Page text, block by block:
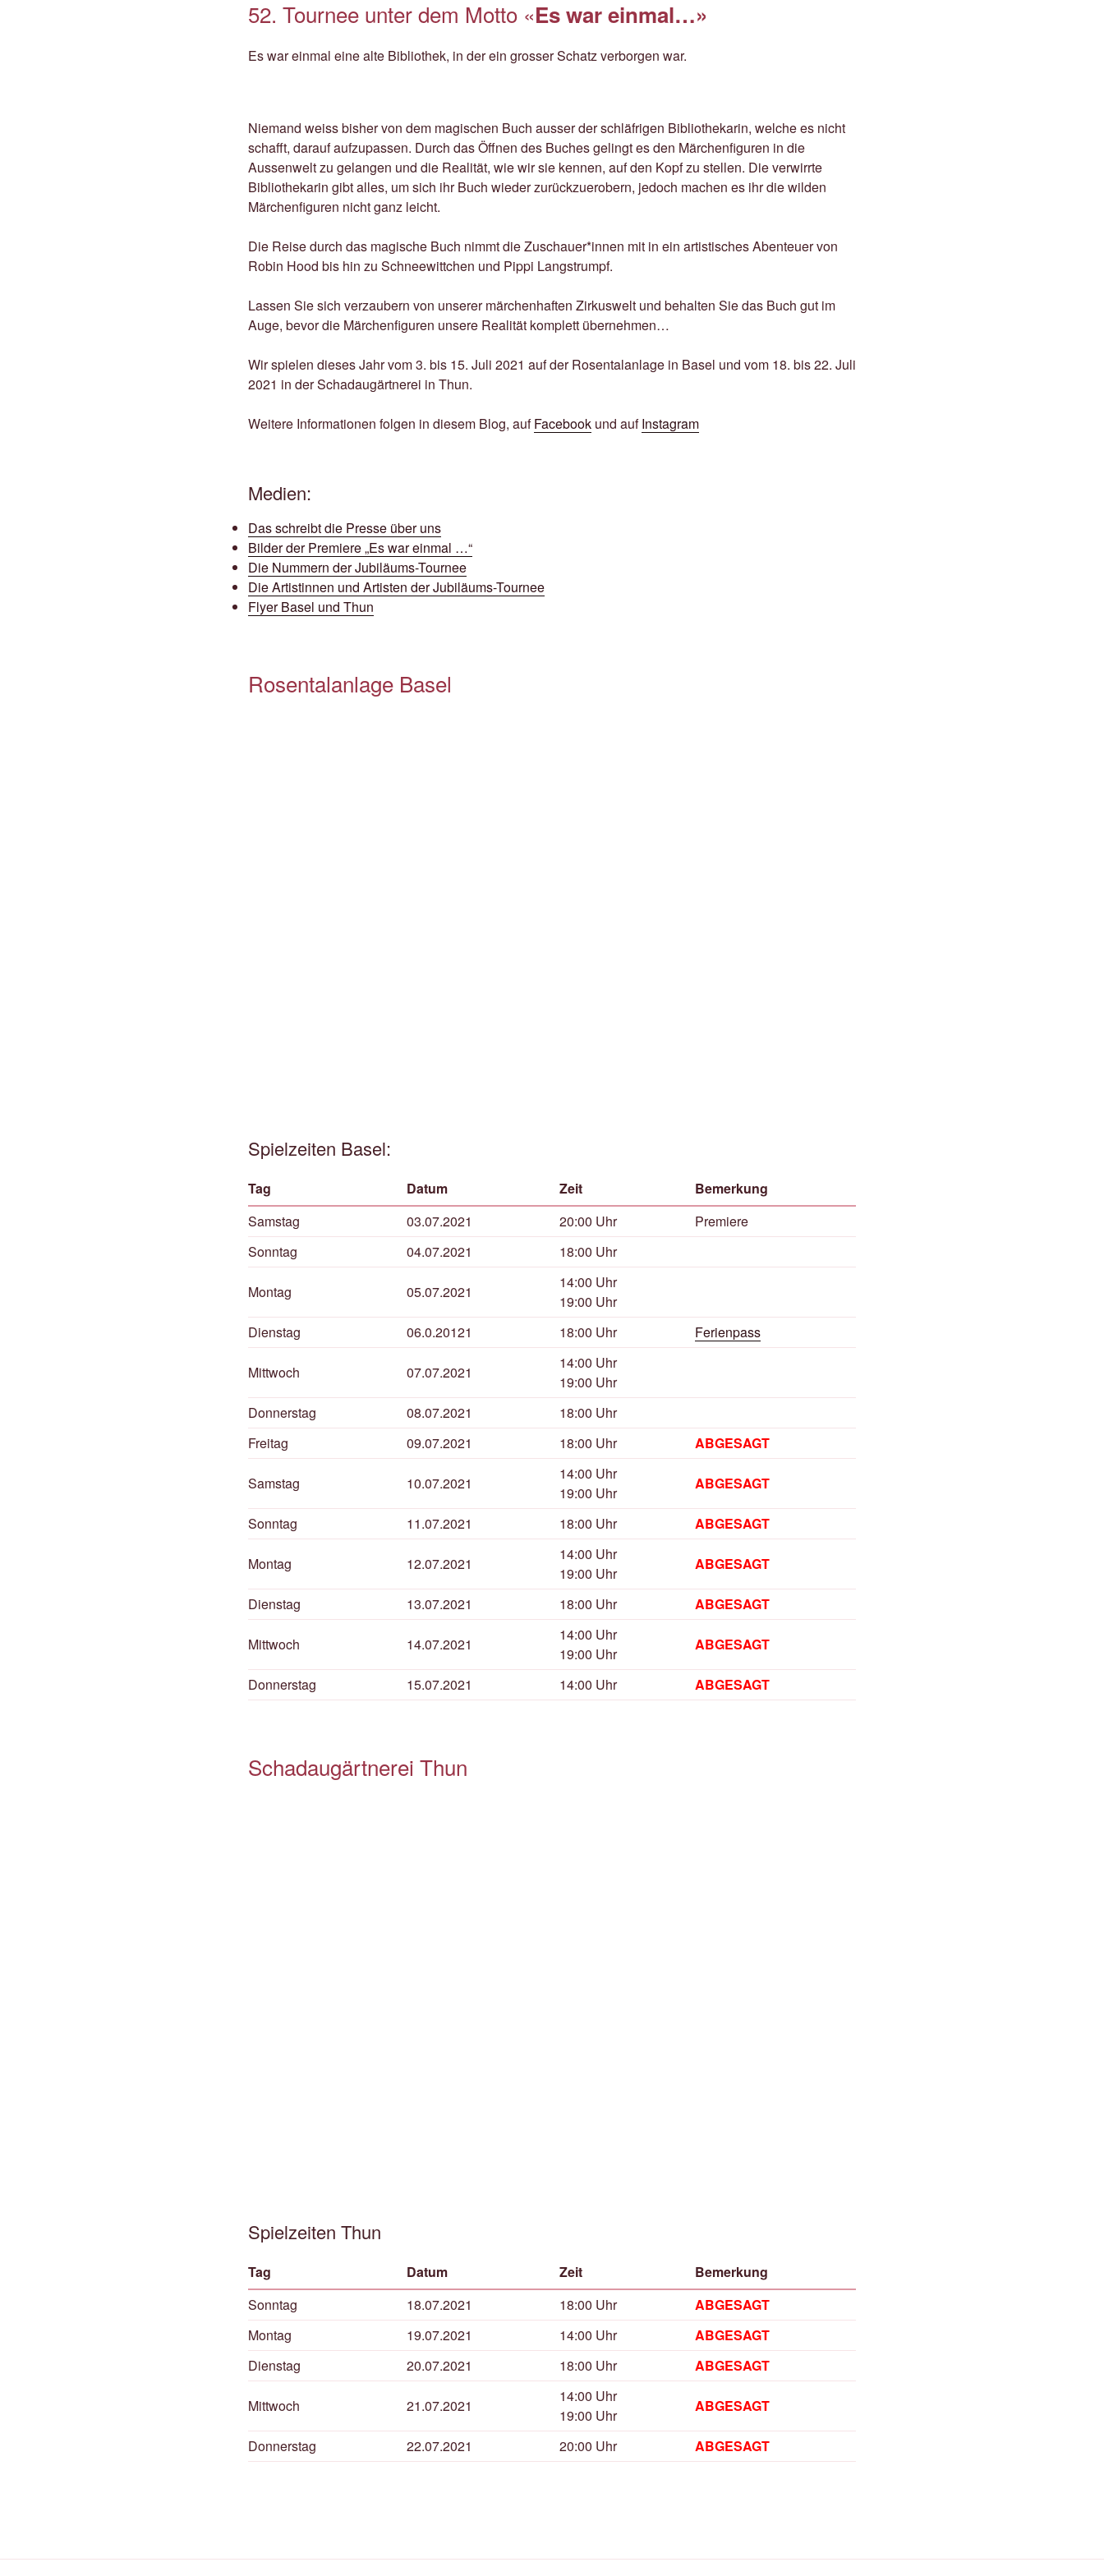
52. Tournee unter dem Motto «Es war einmal…»
Es war einmal eine alte Bibliothek, in der ein grosser Schatz verborgen war.
Niemand weiss bisher von dem magischen Buch ausser der schläfrigen Bibliothekarin, welche es nicht
schafft, darauf aufzupassen. Durch das Öffnen des Buches gelingt es den Märchenfiguren in die
Aussenwelt zu gelangen und die Realität, wie wir sie kennen, auf den Kopf zu stellen. Die verwirrte
Bibliothekarin gibt alles, um sich ihr Buch wieder zurückzuerobern, jedoch machen es ihr die wilden
Märchenfiguren nicht ganz leicht.
Die Reise durch das magische Buch nimmt die Zuschauer*innen mit in ein artistisches Abenteuer von
Robin Hood bis hin zu Schneewittchen und Pippi Langstrumpf.
Lassen Sie sich verzaubern von unserer märchenhaften Zirkuswelt und behalten Sie das Buch gut im
Auge, bevor die Märchenfiguren unsere Realität komplett übernehmen…
Wir spielen dieses Jahr vom 3. bis 15. Juli 2021 auf der Rosentalanlage in Basel und vom 18. bis 22. Juli
2021 in der Schadaugärtnerei in Thun.
Weitere Informationen folgen in diesem Blog, aufFacebook und aufInstagram
Medien:
Das schreibt die Presse über uns
Bilder der Premiere „Es war einmal …“
Die Nummern der Jubiläums-Tournee
Die Artistinnen und Artisten der Jubiläums-Tournee
Flyer Basel und Thun
Rosentalanlage Basel
Spielzeiten Basel:
Tag Datum Zeit
Bemerkung
Samstag
03.07.2021 20:00 Uhr
Premiere
Sonntag
04.07.2021 18:00 Uhr
Montag 05.07.2021
14:00 Uhr
19:00 Uhr
Dienstag
06.0.20121 18:00 Uhr Ferienpass
Mittwoch 07.07.2021
14:00 Uhr
19:00 Uhr
Donnerstag
08.07.2021
18:00 Uhr
Freitag
09.07.2021 18:00 Uhr ABGESAGT
Samstag 10.07.2021
14:00 Uhr
19:00 Uhr
ABGESAGT
Sonntag 11.07.2021 18:00 Uhr ABGESAGT
Montag 12.07.2021
14:00 Uhr
19:00 Uhr
ABGESAGT
Dienstag 13.07.2021 18:00 Uhr ABGESAGT
Mittwoch 14.07.2021
14:00 Uhr
19:00 Uhr
ABGESAGT
Donnerstag 15.07.2021 14:00 Uhr ABGESAGT
Schadaugärtnerei Thun
Spielzeiten Thun
Tag Datum Zeit
Bemerkung
Sonntag
18.07.2021 18:00 Uhr
ABGESAGT
Montag
19.07.2021 14:00 Uhr
ABGESAGT
Dienstag
20.07.2021 18:00 Uhr ABGESAGT
Mittwoch 21.07.2021
14:00 Uhr
19:00 Uhr
ABGESAGT
Donnerstag 22.07.2021 20:00 Uhr ABGESAGT